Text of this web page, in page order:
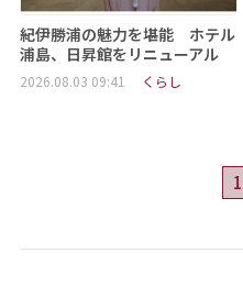
紀伊勝浦の魅力を堪能 ホテル
浦島、日昇館をリニューアル
2026.08.03 09:41 くらし
1